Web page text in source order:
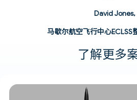
David Jones,
马歇尔航空飞行中心ECLSS
了解更多